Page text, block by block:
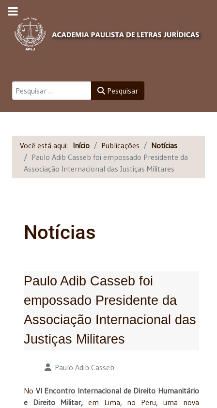
Pesquisar Pesquisar
Você está aqui: Início Publicações
Notícias
Paulo Adib Casseb foi empossado Presidente da
Associação Internacional das Justiças Militares
Notícias
Paulo Adib Casseb foi
empossado Presidente da
Associação Internacional das
Justiças Militares
Detalhes Paulo Adib Casseb
No VI Encontro Internacional de Direito Humanitário
e Direito Militar,em Lima, no Peru, uma nova